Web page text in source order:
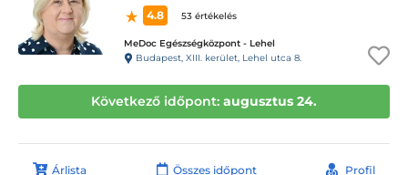
4.8
53 értékelés
MeDoc Egészségközpont - Lehel
Budapest, XIII. kerület, Lehel utca 8.
Következő időpont: augusztus 24.
Árlista Összes időpont Profil